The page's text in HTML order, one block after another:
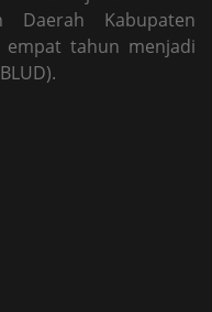
Daerah Kabupaten
tahun menjadi